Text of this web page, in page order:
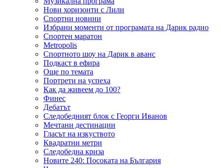
Нови хоризонти с Лили
Спортни новини
Избрани моменти от програмата на Дарик радио
Спортен маратон
Metropolis
Спортното шоу на Дарик в аванс
Подкаст в ефира
Още по темата
Портрети на успеха
Как да живеем до 100?
Финес
Дебатът
Следобедният блок с Георги Иванов
Мечтани дестинации
Гласът на изкуството
Квадратни метри
Следобедна криза
Новите 240: Посоката на България